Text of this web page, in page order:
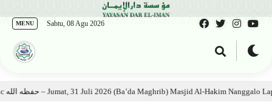
MENU Sabtu, 08 Agu 2026
Kajian Kitab: Ustadz Al Munawwir, Lc حفظه الله – Jumat, 31 Juli 2026 (Ba’da Maghrib) Masjid Al-Hakim Nanggalo Lapai